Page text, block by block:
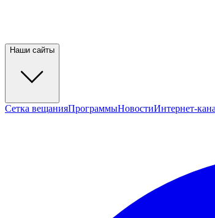
Наши сайты
Сетка вещанияПрограммыНовостиИнтернет-